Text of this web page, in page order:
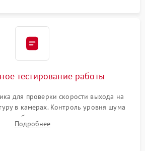
тестирование работы
для проверки скорости выхода на
в камерах. Контроль уровня шума
обмерзания стенок и корректного
автоматической оттайки.
Подробнее